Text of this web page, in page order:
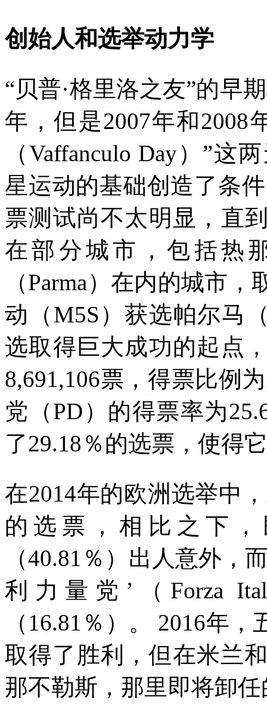
创始人和选举动力学
“贝普·格里洛之友”的早
年，但是2007年和2008
（Vaffanculo Day）”这
星运动的基础创造了条
票测试尚不太明显，直
在部分城市，包括热
（Parma）在内的城市，
动（ M5S ）获选帕尔马
选取得巨大成功的起点
8,691,106票，得票比例为
党（PD ）的得票率为
了29.18 ％的选票，使得
在2014年的欧洲选举中
的选票，相比之下
（40.81 ％）出人意外，
利力量党’（ Forza
（ 16.81 ％）。 2016年，
取得了胜利，但在米兰
那不勒斯，那里即将卸